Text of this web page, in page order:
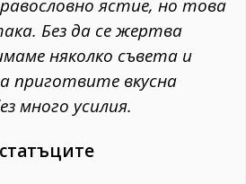
ястие, но това
Без да се жертва
няколко съвета и
приготвите вкусна
много усилия.